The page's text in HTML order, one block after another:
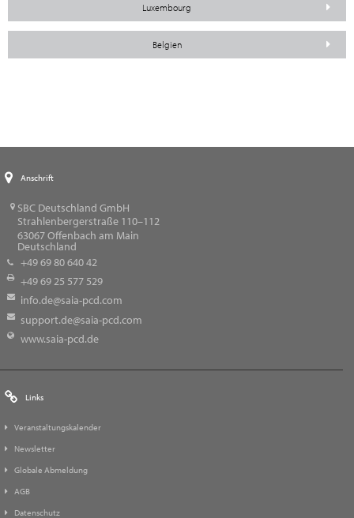
Luxembourg
Belgien
Anschrift
SBC Deutschland GmbH
Strahlenbergerstraße 110–112
63067Offenbach am Main
Deutschland
+49 69 80 640 42
+49 69 25 577 529
info.de@saia-pcd.com
support.de@saia-pcd.com
www.saia-pcd.de
Links
Veranstaltungskalender
Newsletter
Globale Abmeldung
AGB
Datenschutz